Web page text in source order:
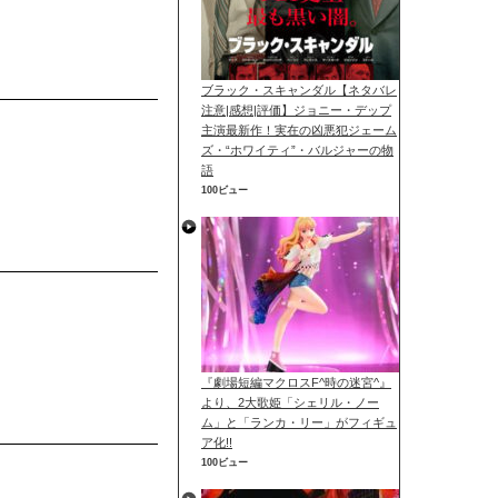
ブラック・スキャンダル【ネタバレ
注意|感想|評価】ジョニー・デップ
主演最新作！実在の凶悪犯ジェーム
ズ・“ホワイティ”・バルジャーの物
語
100ビュー
『劇場短編マクロスF^時の迷宮^』
より、2大歌姫「シェリル・ノー
ム」と「ランカ・リー」がフィギュ
ア化!!
100ビュー